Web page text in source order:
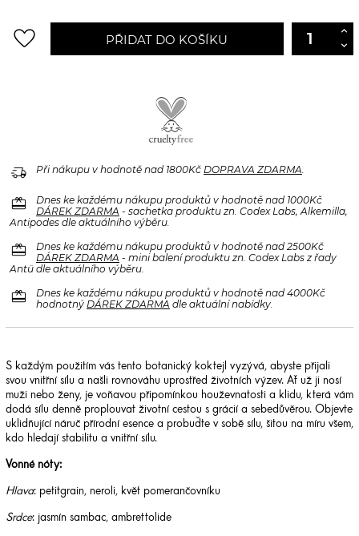
favorite_border PŘIDAT DO KOŠÍKU
delivery_truck_speed Při nákupu v hodnotě nad 1800Kč DOPRAVA ZDARMA.
redeem
Dnes ke každému nákupu produktů v hodnotě nad 1000Kč
DÁREK ZDARMA - sachetka produktu zn. Codex Labs, Alkemilla,
Antipodes dle aktuálního výběru.
redeem
Dnes ke každému nákupu produktů v hodnotě nad 2500Kč
DÁREK ZDARMA - mini balení produktu zn. Codex Labs z řady
Antü dle aktuálního výběru.
redeem
Dnes ke každému nákupu produktů v hodnotě nad 4000Kč
hodnotný DÁREK ZDARMA dle aktuální nabídky.
S každým použitím vás tento botanický koktejl vyzývá, abyste přijali
svou vnitřní sílu a našli rovnováhu uprostřed životních výzev. Ať už ji nosí
muži nebo ženy, je voňavou připomínkou houževnatosti a klidu, která vám
dodá sílu denně proplouvat životní cestou s grácií a sebedůvěrou. Objevte
uklidňující náruč přírodní esence a probuďte v sobě sílu, šitou na míru všem,
kdo hledají stabilitu a vnitřní sílu.
Vonné nóty:
Hlava: petitgrain, neroli, květ pomerančovníku
Srdce: jasmín sambac, ambrettolide